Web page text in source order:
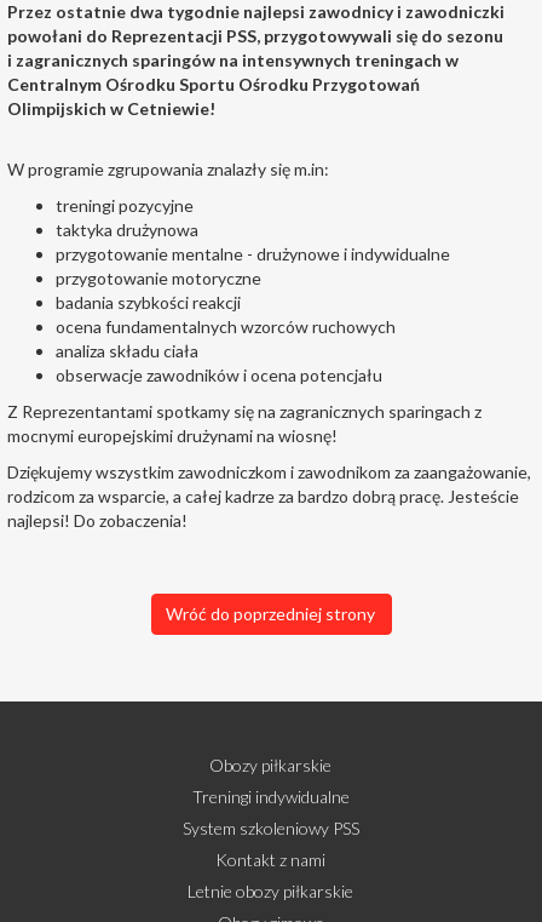
Przez ostatnie dwa tygodnie najlepsi zawodnicy i zawodniczki
powołani do Reprezentacji PSS, przygotowywali się do sezonu
i zagranicznych sparingów na intensywnych treningach w
Centralnym Ośrodku Sportu Ośrodku Przygotowań
Olimpijskich w Cetniewie!
W programie zgrupowania znalazły się m.in:
treningi pozycyjne
taktyka drużynowa
przygotowanie mentalne - drużynowe i indywidualne
przygotowanie motoryczne
badania szybkości reakcji
ocena fundamentalnych wzorców ruchowych
analiza składu ciała
obserwacje zawodników i ocena potencjału
Z Reprezentantami spotkamy się na zagranicznych sparingach z
mocnymi europejskimi drużynami na wiosnę!
Dziękujemy wszystkim zawodniczkom i zawodnikom za zaangażowanie,
rodzicom za wsparcie, a całej kadrze za bardzo dobrą pracę. Jesteście
najlepsi! Do zobaczenia!
Wróć do poprzedniej strony
Obozy piłkarskie
Treningi indywidualne
System szkoleniowy PSS
Kontakt z nami
Letnie obozy piłkarskie